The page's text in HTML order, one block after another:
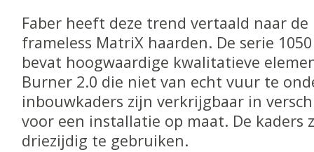
Faber heeft deze trend vertaald naar
frameless MatriX haarden. De serie
bevat hoogwaardige kwalitatieve
Burner 2.0 die niet van echt vuur te
inbouwkaders zijn verkrijgbaar in
voor een installatie op maat. De kaders
driezijdig te gebruiken.